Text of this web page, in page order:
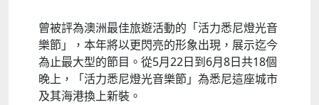
曾被評為澳洲最佳旅遊活動的「活力悉尼燈光音
樂節」，本年將以更閃亮的形象出現，展示迄今
為止最大型的節目。從5月22日到6月8日共18個
晚上，「活力悉尼燈光音樂節」為悉尼這座城市
及其海港換上新裝。